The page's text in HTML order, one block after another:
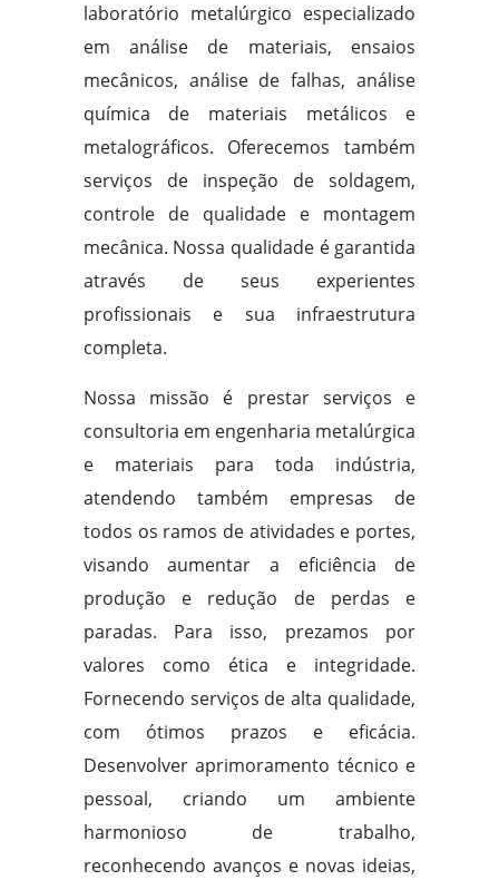
laboratório metalúrgico especializado
em análise de materiais, ensaios
mecânicos, análise de falhas, análise
química de materiais metálicos e
metalográficos. Oferecemos também
serviços de inspeção de soldagem,
controle de qualidade e montagem
mecânica. Nossa qualidade é garantida
através de seus experientes
profissionais e sua infraestrutura
completa.
Nossa missão é prestar serviços e
consultoria em engenharia metalúrgica
e materiais para toda indústria,
atendendo também empresas de
todos os ramos de atividades e portes,
visando aumentar a eficiência de
produção e redução de perdas e
paradas. Para isso, prezamos por
valores como ética e integridade.
Fornecendo serviços de alta qualidade,
com ótimos prazos e eficácia.
Desenvolver aprimoramento técnico e
pessoal, criando um ambiente
harmonioso de trabalho,
reconhecendo avanços e novas ideias,